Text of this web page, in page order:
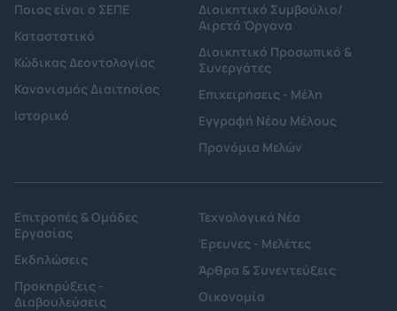
Ποιος είναι ο ΣΕΠΕ
Καταστατικό
Κώδικας Δεοντολογίας
Κανονισμός Διαιτησίας
Ιστορικό
Διοικητικό Συμβούλιο/
Αιρετά Όργανα
Διοικητικό Προσωπικό &
Συνεργάτες
Επιχειρήσεις - Μέλη
Εγγραφή Νέου Μέλους
Προνόμια Μελών
Επιτροπές & Ομάδες
Εργασίας
Εκδηλώσεις
Προκηρύξεις -
Διαβουλεύσεις
Τεχνολογικά Νέα
Έρευνες - Μελέτες
Άρθρα & Συνεντεύξεις
Οικονομία